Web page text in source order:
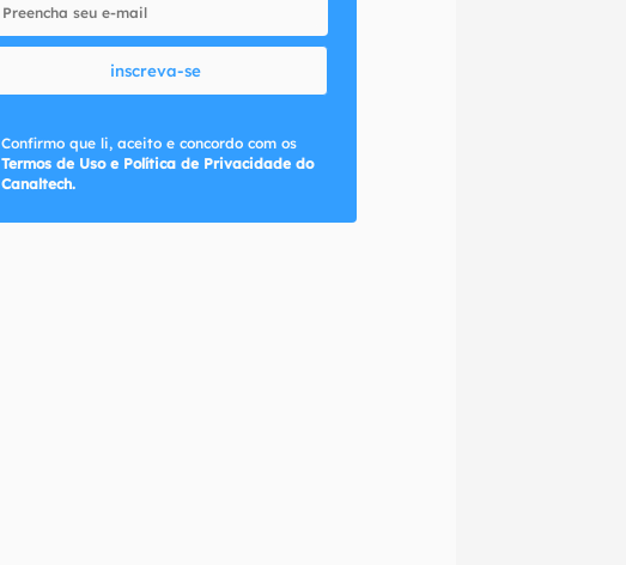
inscreva-se
Confirmo que li, aceito e concordo com os
Termos de Uso e Política de Privacidade do
Canaltech.